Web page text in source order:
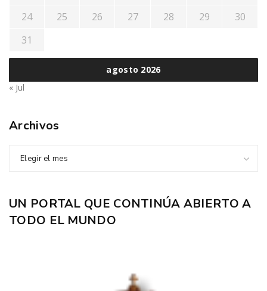
agosto 2026
24
25 26 27 28 29
30
31
« Jul
Archivos
Elegir el mes
UN PORTAL QUE CONTINÚA ABIERTO A
TODO EL MUNDO